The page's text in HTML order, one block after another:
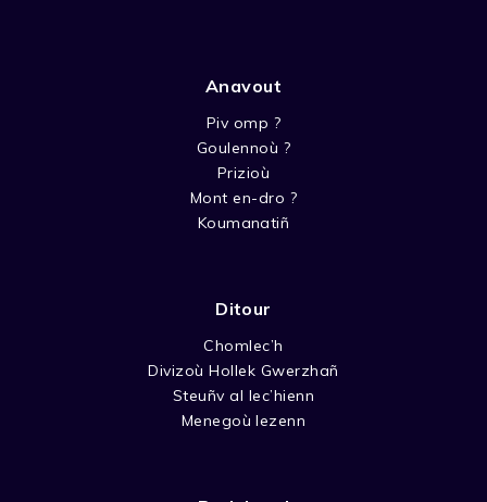
Anavout
Piv omp ?
Goulennoù ?
Prizioù
Mont en-dro ?
Koumanatiñ
Ditour
Chomlec’h
Divizoù Hollek Gwerzhañ
Steuñv al lec’hienn
Menegoù lezenn